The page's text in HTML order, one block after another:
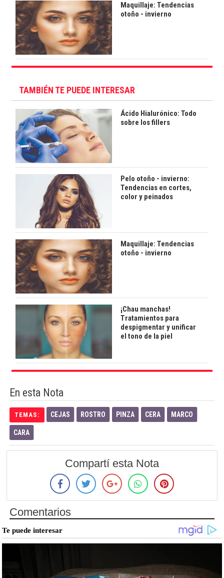
Maquillaje: Tendencias
otoño - invierno
TAMBIÉN TE PUEDE INTERESAR
Ácido Hialurónico: Todo
sobre los fillers
Pelo otoño - invierno:
Tendencias en cortes,
color y peinados
Maquillaje: Tendencias
otoño - invierno
¡Chau manchas!
Tratamientos para
despigmentar y unificar
el tono de la piel
En esta Nota
TEMAS: CEJAS ROSTRO PINZA CERA MARCO
CARA
Compartí esta Nota
Comentarios